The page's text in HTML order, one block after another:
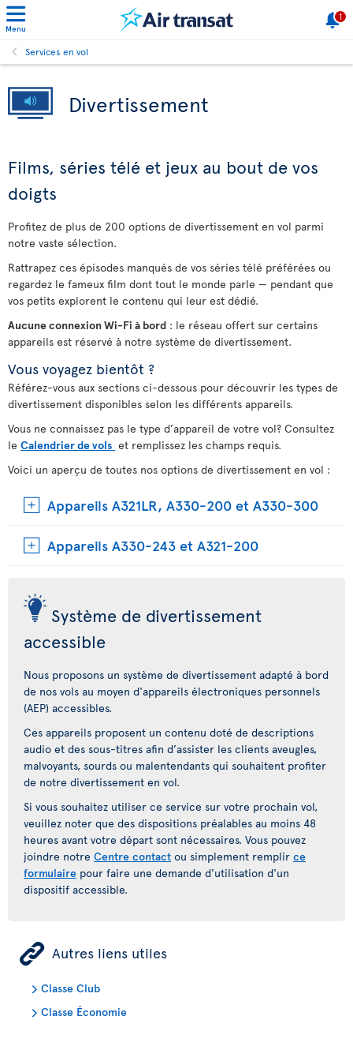
Menu
1
Services en vol
Divertissement
Films, séries télé et jeux au bout de vos
doigts
Profitez de plus de 200 options de divertissement en vol parmi
notre vaste sélection.
Rattrapez ces épisodes manqués de vos séries télé préférées ou
regardez le fameux film dont tout le monde parle — pendant que
vos petits explorent le contenu qui leur est dédié.
Aucune connexion Wi-Fi à bord : le réseau offert sur certains
appareils est réservé à notre système de divertissement.
Vous voyagez bientôt ?
Référez-vous aux sections ci-dessous pour découvrir les types de
divertissement disponibles selon les différents appareils.
Vous ne connaissez pas le type d’appareil de votre vol? Consultez
le Calendrier de vols et remplissez les champs requis.
Voici un aperçu de toutes nos options de divertissement en vol :
Appareils A321LR, A330-200 et A330-300
Appareils A330-243 et A321-200
Système de divertissement
accessible
Nous proposons un système de divertissement adapté à bord
de nos vols au moyen d'appareils électroniques personnels
(AEP) accessibles.
Ces appareils proposent un contenu doté de descriptions
audio et des sous-titres afin d’assister les clients aveugles,
malvoyants, sourds ou malentendants qui souhaitent profiter
de notre divertissement en vol.
Si vous souhaitez utiliser ce service sur votre prochain vol,
veuillez noter que des dispositions préalables au moins 48
heures avant votre départ sont nécessaires. Vous pouvez
joindre notre Centre contact ou simplement remplir ce
formulaire pour faire une demande d'utilisation d'un
dispositif accessible.
ÿ Autres liens utiles
Classe Club
Classe Économie